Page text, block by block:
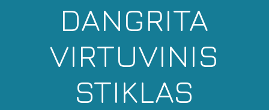
DANGRITA
VIRTUVINIS
STIKLAS